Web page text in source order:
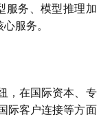
服务、模型推理加
服务。
，在国际资本、专
际客户连接等方面